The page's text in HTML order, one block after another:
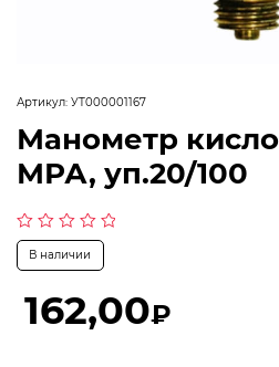
Артикул: УТ000001167
Манометр
МРА, уп.20/100
Оценка
из
В наличии
162,00₽